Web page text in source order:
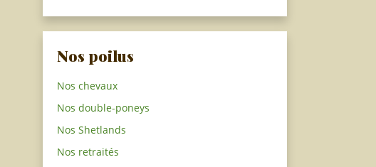
Nos poilus
Nos chevaux
Nos double-poneys
Nos Shetlands
Nos retraités